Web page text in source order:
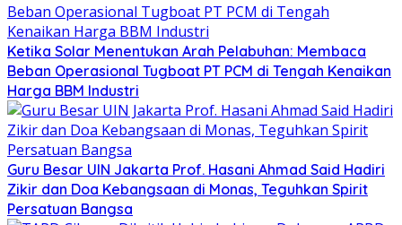
Ketika Solar Menentukan Arah Pelabuhan: Membaca
Beban Operasional Tugboat PT PCM di Tengah Kenaikan
Harga BBM Industri
Guru Besar UIN Jakarta Prof. Hasani Ahmad Said Hadiri
Zikir dan Doa Kebangsaan di Monas, Teguhkan Spirit
Persatuan Bangsa